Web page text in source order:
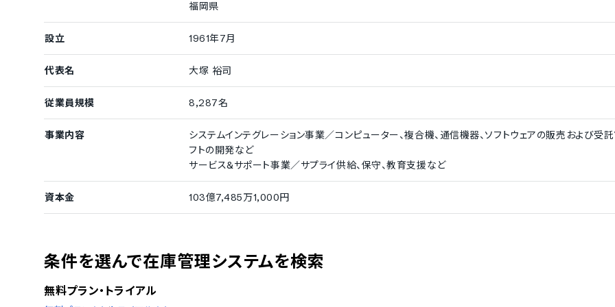
福岡県
設立 1961年7月
代表名 大塚 裕司
従業員規模 8,287名
事業内容
システムインテグレーション事業／コンピューター、複合機、通信機器、ソフトウェアの販売および受
フトの開発など
サービス&サポート事業／サプライ供給、保守、教育支援など
資本金 103億7,485万1,000円
条件を選んで在庫管理システムを検索
無料プラン・トライアル